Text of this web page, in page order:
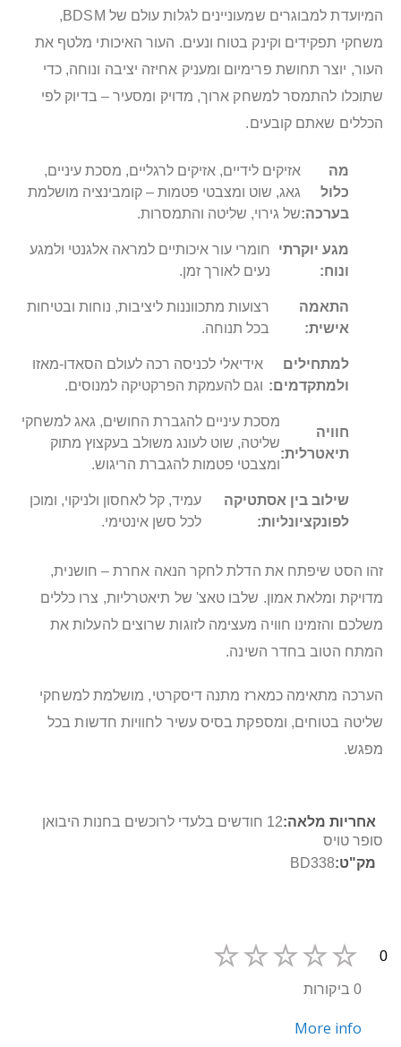
המיועדת למבוגרים שמעוניינים לגלות עולם של BDSM,
משחקי תפקידים וקינק בטוח ונעים. העור האיכותי מלטף את
העור, יוצר תחושת פרימיום ומעניק אחיזה יציבה ונוחה, כדי
שתוכלו להתמסר למשחק ארוך, מדויק ומסעיר – בדיוק לפי
הכללים שאתם קובעים.
מה
כלול
בערכה:
אזיקים לידיים, אזיקים לרגליים, מסכת עיניים,
גאג, שוט ומצבטי פטמות – קומבינציה מושלמת
של גירוי, שליטה והתמסרות.
מגע יוקרתי
ונוח:
חומרי עור איכותיים למראה אלגנטי ולמגע
נעים לאורך זמן.
התאמה
אישית:
רצועות מתכווננות ליציבות, נוחות ובטיחות
בכל תנוחה.
למתחילים
ולמתקדמים:
אידיאלי לכניסה רכה לעולם הסאדו-מאזו
וגם להעמקת הפרקטיקה למנוסים.
חוויה
תיאטרלית:
מסכת עיניים להגברת החושים, גאג למשחקי
שליטה, שוט לעונג משולב בעקצוץ מתוק
ומצבטי פטמות להגברת הריגוש.
שילוב בין אסתטיקה
לפונקציונליות:
עמיד, קל לאחסון ולניקוי, ומוכן
לכל סשן אינטימי.
זהו הסט שיפתח את הדלת לחקר הנאה אחרת – חושנית,
מדויקת ומלאת אמון. שלבו טאצ' של תיאטרליות, צרו כללים
משלכם והזמינו חוויה מעצימה לזוגות שרוצים להעלות את
המתח הטוב בחדר השינה.
הערכה מתאימה כמארז מתנה דיסקרטי, מושלמת למשחקי
שליטה בטוחים, ומספקת בסיס עשיר לחוויות חדשות בכל
מפגש.
מידע
נוסף
12 חודשים בלעדי לרוכשים בחנות היבואן
סופר טויס
BD338
0
0 ביקורות
More info